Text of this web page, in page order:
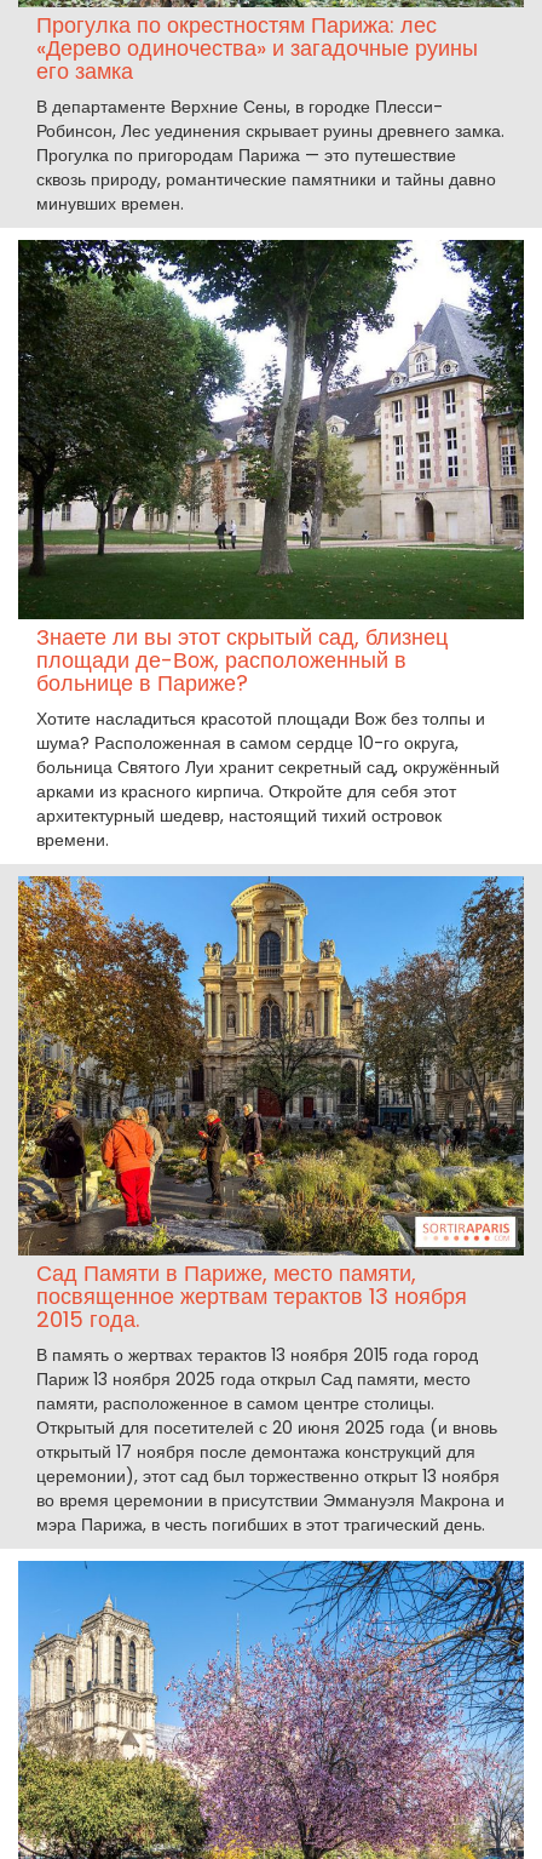
Прогулка по окрестностям Парижа: лес
«Дерево одиночества» и загадочные руины
его замка
В департаменте Верхние Сены, в городке Плесси-
Робинсон, Лес уединения скрывает руины древнего замка.
Прогулка по пригородам Парижа — это путешествие
сквозь природу, романтические памятники и тайны давно
минувших времен.
Знаете ли вы этот скрытый сад, близнец
площади де-Вож, расположенный в
больнице в Париже?
Хотите насладиться красотой площади Вож без толпы и
шума? Расположенная в самом сердце 10-го округа,
больница Святого Луи хранит секретный сад, окружённый
арками из красного кирпича. Откройте для себя этот
архитектурный шедевр, настоящий тихий островок
времени.
Сад Памяти в Париже, место памяти,
посвященное жертвам терактов 13 ноября
2015 года.
В память о жертвах терактов 13 ноября 2015 года город
Париж 13 ноября 2025 года открыл Сад памяти, место
памяти, расположенное в самом центре столицы.
Открытый для посетителей с 20 июня 2025 года (и вновь
открытый 17 ноября после демонтажа конструкций для
церемонии), этот сад был торжественно открыт 13 ноября
во время церемонии в присутствии Эммануэля Макрона и
мэра Парижа, в честь погибших в этот трагический день.